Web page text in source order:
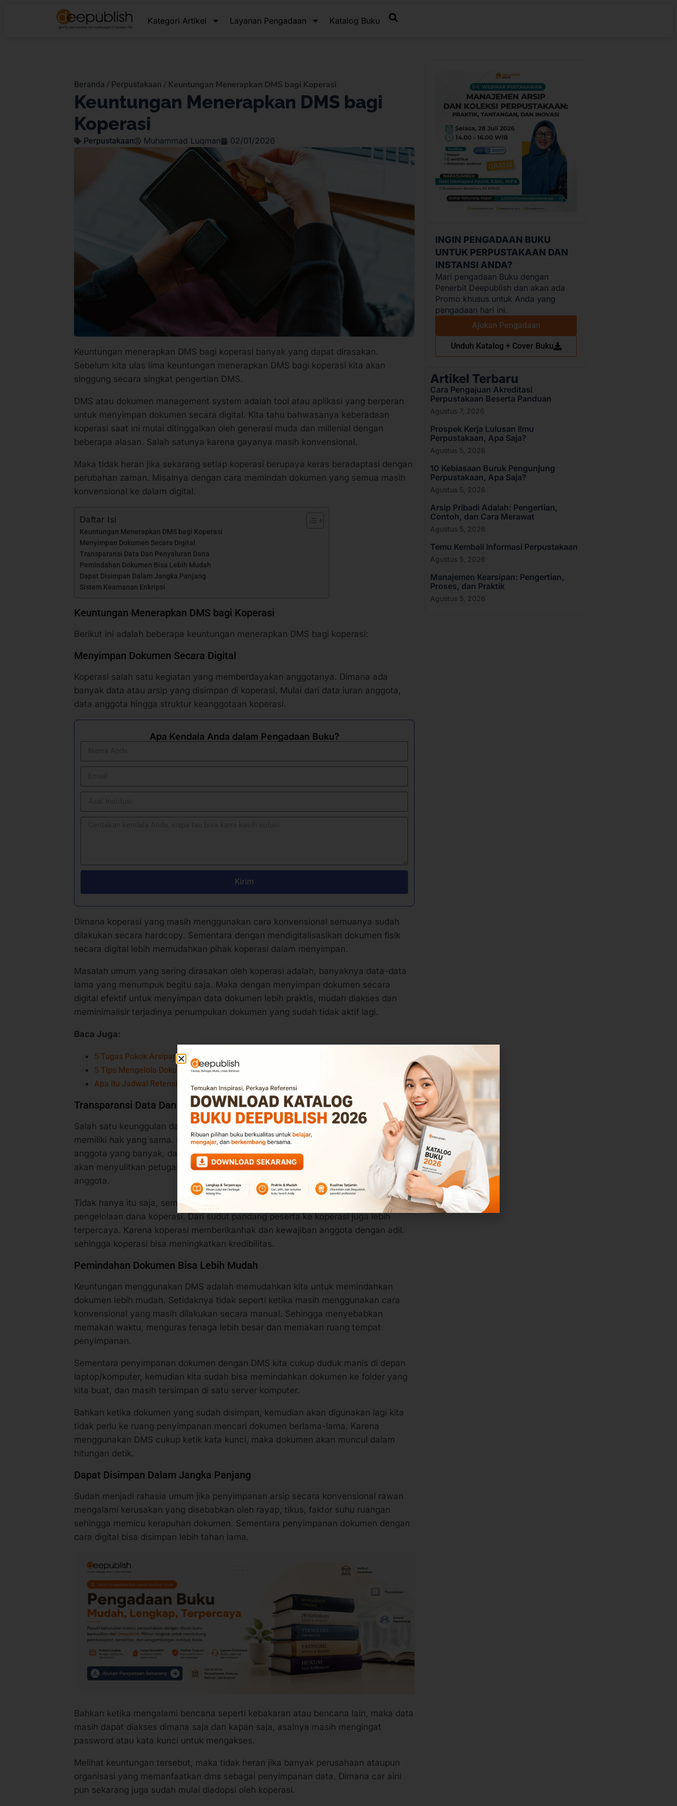
Kategori Artikel Layanan Pengadaan Katalog Buku
Beranda / Perpustakaan / Keuntungan Menerapkan DMS bagi Koperasi
Keuntungan Menerapkan DMS bagi
Koperasi
Perpustakaan Muhammad Luqman 02/01/2026
Keuntungan menerapkan DMS bagi koperasi banyak yang dapat dirasakan.
Sebelum kita ulas lima keuntungan menerapkan DMS bagi koperasi kita akan
singgung secara singkat pengertian DMS.
DMS atau dokumen management system adalah tool atau aplikasi yang berperan
untuk menyimpan dokumen secara digital. Kita tahu bahwasanya keberadaan
koperasi saat ini mulai ditinggalkan oleh generasi muda dan millenial dengan
beberapa alasan. Salah satunya karena gayanya masih konvensional.
Maka tidak heran jika sekarang setiap koperasi berupaya keras beradaptasi dengan
perubahan zaman. Misalnya dengan cara memindah dokumen yang semua masih
konvensional ke dalam digital.
Daftar Isi
Keuntungan Menerapkan DMS bagi Koperasi
Menyimpan Dokumen Secara Digital
Transparansi Data Dan Penyaluran Dana
Pemindahan Dokumen Bisa Lebih Mudah
Dapat Disimpan Dalam Jangka Panjang
Sistem Keamanan Enkripsi
Keuntungan Menerapkan DMS bagi Koperasi
Berikut ini adalah beberapa keuntungan menerapkan DMS bagi koperasi:
Menyimpan Dokumen Secara Digital
Koperasi salah satu kegiatan yang memberdayakan anggotanya. Dimana ada
banyak data atau arsip yang disimpan di koperasi. Mulai dari data iuran anggota,
data anggota hingga struktur keanggotaan koperasi.
Apa Kendala Anda dalam Pengadaan Buku?
Kirim
Dimana koperasi yang masih menggunakan cara konvensional semuanya sudah
dilakukan secara hardcopy. Sementara dengan mendigitalisasikan dokumen fisik
secara digital lebih memudahkan pihak koperasi dalam menyimpan.
Masalah umum yang sering dirasakan oleh koperasi adalah, banyaknya data-data
lama yang menumpuk begitu saja. Maka dengan menyimpan dokumen secara
digital efektif untuk menyimpan data dokumen lebih praktis, mudah diakses dan
meminimalisir terjadinya penumpukan dokumen yang sudah tidak aktif lagi.
Baca Juga:
5 Tugas Pokok Arsiparis yang Harus Kamu Ketahui
5 Tips Mengelola Dokumen Digital
Apa itu Jadwal Retensi Arsip (JRA)? Berikut Penjelasannya
Transparansi Data Dan Penyaluran Dana
Salah satu keunggulan dari koperasi bagi anggotanya adalah setiap anggota
memiliki hak yang sama. Permasalahannya adalah, ketika sebuah koperasi memiliki
anggota yang banyak, dan apabila masih menggunakan cara konvensional, maka
akan menyulitkan petugas mengontrol dan membagi hak dan kewajiban setiap
anggota.
Tidak hanya itu saja, semua anggota koperasi juga bisa melakukan kontrol terhadap
pengelolaan dana koperasi. Dari sudut pandang peserta ke koperasi juga lebih
terpercaya. Karena koperasi memberikanhak dan kewajiban anggota dengan adil.
sehingga koperasi bisa meningkatkan kredibilitas.
Pemindahan Dokumen Bisa Lebih Mudah
Keuntungan menggunakan DMS adalah memudahkan kita untuk memindahkan
dokumen lebih mudah. Setidaknya tidak seperti ketika masih menggunakan cara
konvensional yang masih dilakukan secara manual. Sehingga menyebabkan
memakan waktu, menguras tenaga lebih besar dan memakan ruang tempat
penyimpanan.
Sementara penyimpanan dokumen dengan DMS kita cukup duduk manis di depan
laptop/komputer, kemudian kita sudah bisa memindahkan dokumen ke folder yang
kita buat, dan masih tersimpan di satu server komputer.
Bahkan ketika dokumen yang sudah disimpan, kemudian akan digunakan lagi kita
tidak perlu ke ruang penyimpanan mencari dokumen berlama-lama. Karena
menggunakan DMS cukup ketik kata kunci, maka dokumen akan muncul dalam
hitungan detik.
Dapat Disimpan Dalam Jangka Panjang
Sudah menjadi rahasia umum jika penyimpanan arsip secara konvensional rawan
mengalami kerusakan yang disebabkan oleh rayap, tikus, faktor suhu ruangan
sehingga memicu kerapuhan dokumen. Sementara penyimpanan dokumen dengan
cara digital bisa disimpan lebih tahan lama.
Bahkan ketika mengalami bencana seperti kebakaran atau bencana lain, maka data
masih dapat diakses dimana saja dan kapan saja, asalnya masih mengingat
password atau kata kunci untuk mengakses.
Melihat keuntungan tersebut, maka tidak heran jika banyak perusahaan ataupun
organisasi yang memanfaatkan dms sebagai penyimpanan data. Dimana car aini
pun sekarang juga sudah mulai diadopsi oleh koperasi.
INGIN PENGADAAN BUKU
UNTUK PERPUSTAKAAN DAN
INSTANSI ANDA?
Mari pengadaan Buku dengan
Penerbit Deepublish dan akan ada
Promo khusus untuk Anda yang
pengadaan hari ini.
Ajukan Pengadaan
Unduh Katalog + Cover Buku
Artikel Terbaru
Cara Pengajuan Akreditasi
Perpustakaan Beserta Panduan
Agustus 7, 2026
Prospek Kerja Lulusan Ilmu
Perpustakaan, Apa Saja?
Agustus 5, 2026
10 Kebiasaan Buruk Pengunjung
Perpustakaan, Apa Saja?
Agustus 5, 2026
Arsip Pribadi Adalah: Pengertian,
Contoh, dan Cara Merawat
Agustus 5, 2026
Temu Kembali Informasi Perpustakaan
Agustus 5, 2026
Manajemen Kearsipan: Pengertian,
Proses, dan Praktik
Agustus 5, 2026